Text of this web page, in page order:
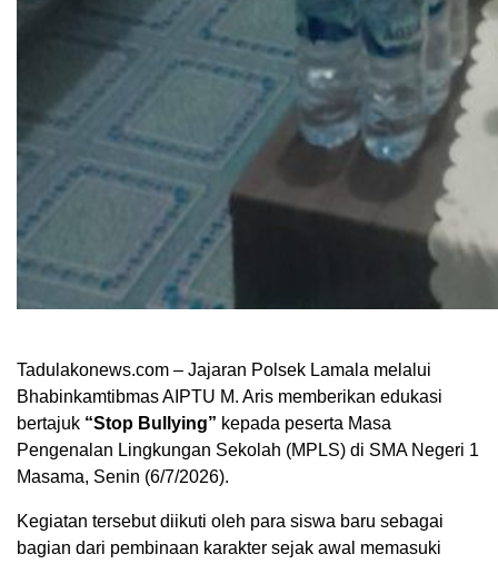
Tadulakonews.com – Jajaran Polsek Lamala melalui
Bhabinkamtibmas AIPTU M. Aris memberikan edukasi
bertajuk “Stop Bullying” kepada peserta Masa
Pengenalan Lingkungan Sekolah (MPLS) di SMA Negeri 1
Masama, Senin (6/7/2026).
Kegiatan tersebut diikuti oleh para siswa baru sebagai
bagian dari pembinaan karakter sejak awal memasuki